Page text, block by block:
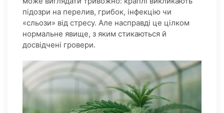
підозри на перелив, грибок, інфекцію чи
«сльози» від стресу. Але насправді це цілком
нормальне явище, з яким стикаються й
досвідчені гровери.